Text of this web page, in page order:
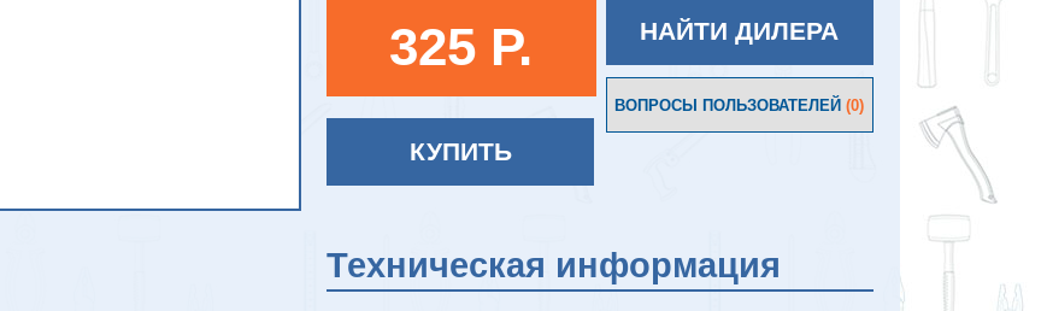
325 P.
КУПИТЬ
НАЙТИ ДИЛЕРА
ВОПРОСЫ ПОЛЬЗОВАТЕЛЕЙ(0)
Техническая информация